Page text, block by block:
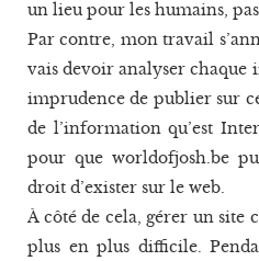
un lieu pour les humains,
Par contre, mon travail
vais devoir analyser chaque
imprudence de publier sur
de l’information qu’est
pour que worldofjosh.be
droit d’exister sur le web.
À côté de cela, gérer un site
plus en plus difficile.